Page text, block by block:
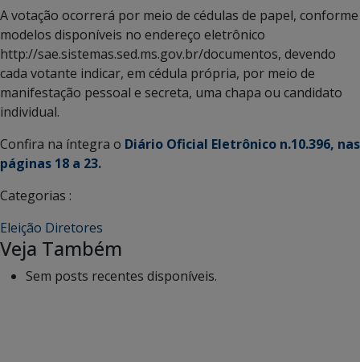
A votação ocorrerá por meio de cédulas de papel, conforme
modelos disponíveis no endereço eletrônico
http://sae.sistemas.sed.ms.gov.br/documentos, devendo
cada votante indicar, em cédula própria, por meio de
manifestação pessoal e secreta, uma chapa ou candidato
individual.
Confira na íntegra o Diário Oficial Eletrônico n.10.396, nas
páginas 18 a 23.
Categorias :
Eleição Diretores
Veja Também
Sem posts recentes disponíveis.